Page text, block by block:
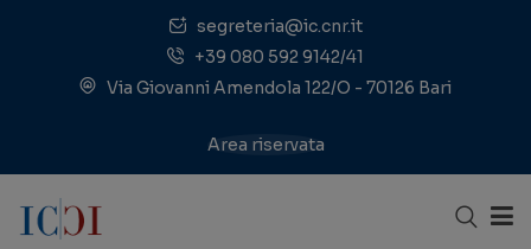
segreteria@ic.cnr.it
+39 080 592 9142/41
Via Giovanni Amendola 122/O - 70126 Bari
Area riservata